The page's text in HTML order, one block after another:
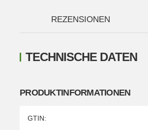
REZENSIONEN
TECHNISCHE DATEN
PRODUKTINFORMATIONEN
Produkteigenschaft
Wert
GTIN: